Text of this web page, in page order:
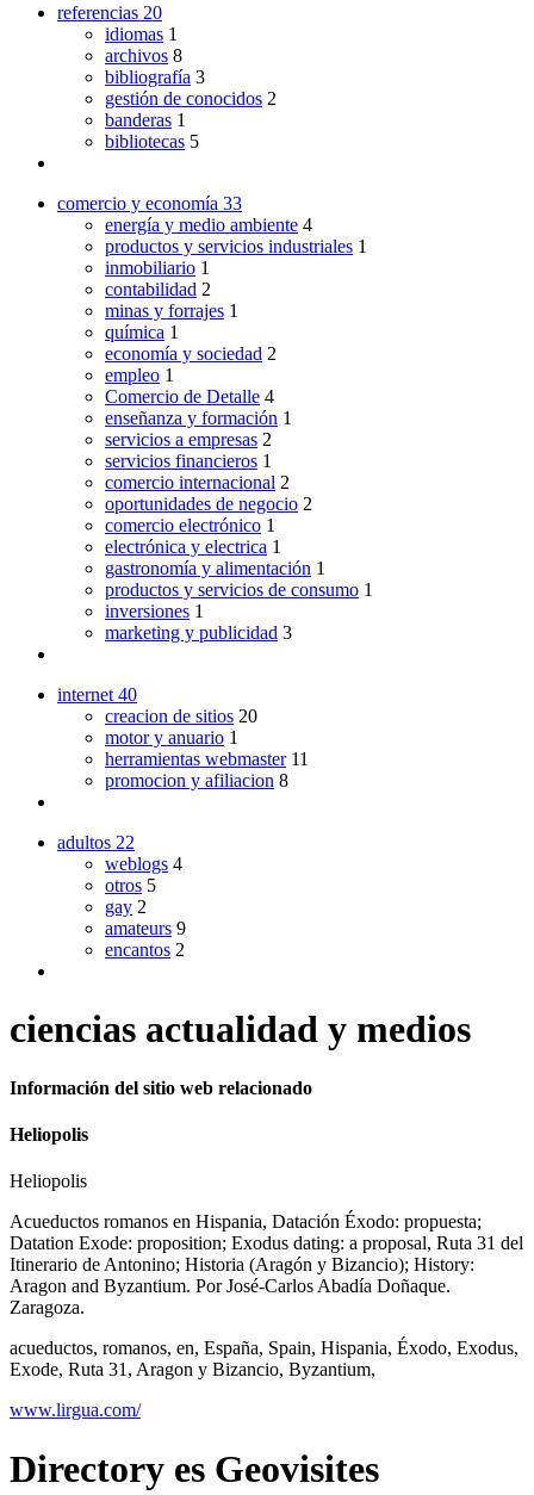
referencias 20
idiomas 1
archivos 8
bibliografía 3
gestión de conocidos 2
banderas 1
bibliotecas 5
comercio y economía 33
energía y medio ambiente 4
productos y servicios industriales 1
inmobiliario 1
contabilidad 2
minas y forrajes 1
química 1
economía y sociedad 2
empleo 1
Comercio de Detalle 4
enseñanza y formación 1
servicios a empresas 2
servicios financieros 1
comercio internacional 2
oportunidades de negocio 2
comercio electrónico 1
electrónica y electrica 1
gastronomía y alimentación 1
productos y servicios de consumo 1
inversiones 1
marketing y publicidad 3
internet 40
creacion de sitios 20
motor y anuario 1
herramientas webmaster 11
promocion y afiliacion 8
adultos 22
weblogs 4
otros 5
gay 2
amateurs 9
encantos 2
ciencias actualidad y medios
Información del sitio web relacionado
Heliopolis
Heliopolis
Acueductos romanos en Hispania, Datación Éxodo: propuesta;
Datation Exode: proposition; Exodus dating: a proposal, Ruta 31 del
Itinerario de Antonino; Historia (Aragón y Bizancio); History:
Aragon and Byzantium. Por José-Carlos Abadía Doñaque.
Zaragoza.
acueductos, romanos, en, España, Spain, Hispania, Éxodo, Exodus,
Exode, Ruta 31, Aragon y Bizancio, Byzantium,
www.lirgua.com/
Directory es Geovisites